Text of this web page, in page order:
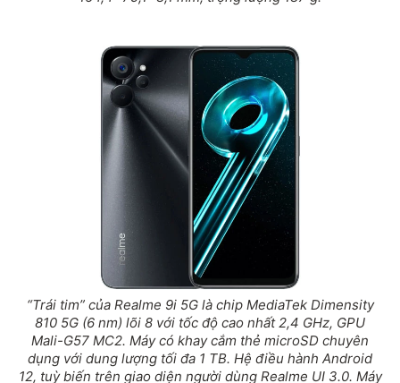
“Trái tim” của Realme 9i 5G là chip MediaTek Dimensity
810 5G (6 nm) lõi 8 với tốc độ cao nhất 2,4 GHz, GPU
Mali-G57 MC2. Máy có khay cắm thẻ microSD chuyên
dụng với dung lượng tối đa 1 TB. Hệ điều hành Android
12, tuỳ biến trên giao diện người dùng Realme UI 3.0. Máy